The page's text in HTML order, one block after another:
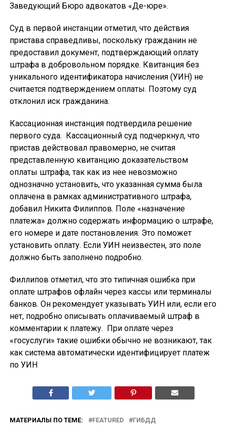
Заведующий Бюро адвокатов «Де-юре».
Суд в первой инстанции отметил, что действия
пристава справедливы, поскольку гражданин не
предоставил документ, подтверждающий оплату
штрафа в добровольном порядке. Квитанция без
уникального идентификатора начисления (УИН) не
считается подтверждением оплаты. Поэтому суд
отклонил иск гражданина.
Кассационная инстанция подтвердила решение
первого суда. Кассационный суд подчеркнул, что
пристав действовал правомерно, не считая
представленную квитанцию доказательством
оплаты штрафа, так как из нее невозможно
однозначно установить, что указанная сумма была
оплачена в рамках административного штрафа,
добавил Никита Филиппов. Поле «назначение
платежа» должно содержать информацию о штрафе,
его номере и дате постановления. Это поможет
установить оплату. Если УИН неизвестен, это поле
должно быть заполнено подробно.
Филлипов отметил, что это типичная ошибка при
оплате штрафов офлайн через кассы или терминалы
банков. Он рекомендует указывать УИН или, если его
нет, подробно описывать оплачиваемый штраф в
комментарии к платежу. При оплате через
«госуслуги» такие ошибки обычно не возникают, так
как система автоматически идентифицирует платеж
по УИН
МАТЕРИАЛЫ ПО ТЕМЕ: FEATURED ГИБДД